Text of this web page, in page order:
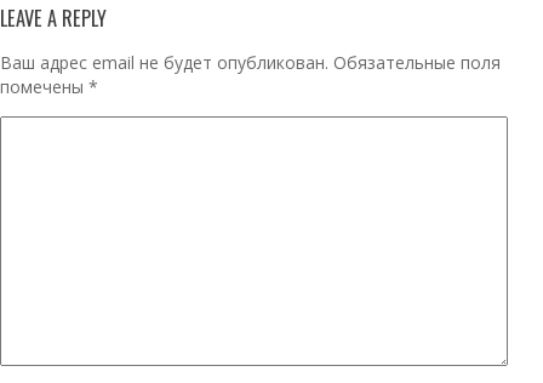
LEAVE A REPLY
Ваш адрес email не будет опубликован. Обязательные поля
помечены *